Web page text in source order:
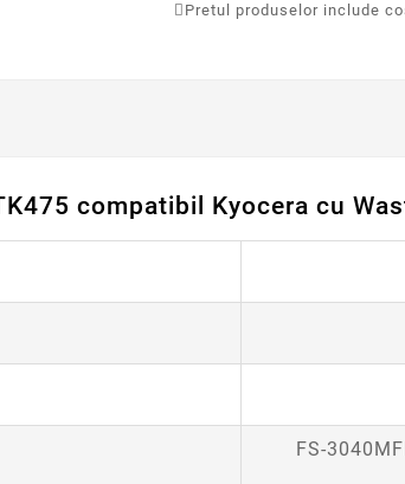
Pretul produselor include
compatibil Kyocera cu
FS-